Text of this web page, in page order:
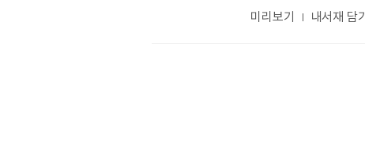
미리보기 내서재 담기